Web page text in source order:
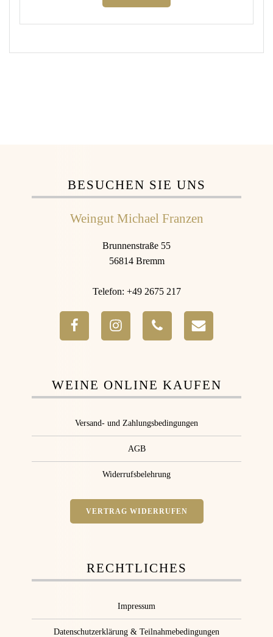
BESUCHEN SIE UNS
Weingut Michael Franzen
Brunnenstraße 55
56814 Bremm
Telefon: +49 2675 217
WEINE ONLINE KAUFEN
Versand- und Zahlungsbedingungen
AGB
Widerrufsbelehrung
VERTRAG WIDERRUFEN
RECHTLICHES
Impressum
Datenschutzerklärung & Teilnahmebedingungen